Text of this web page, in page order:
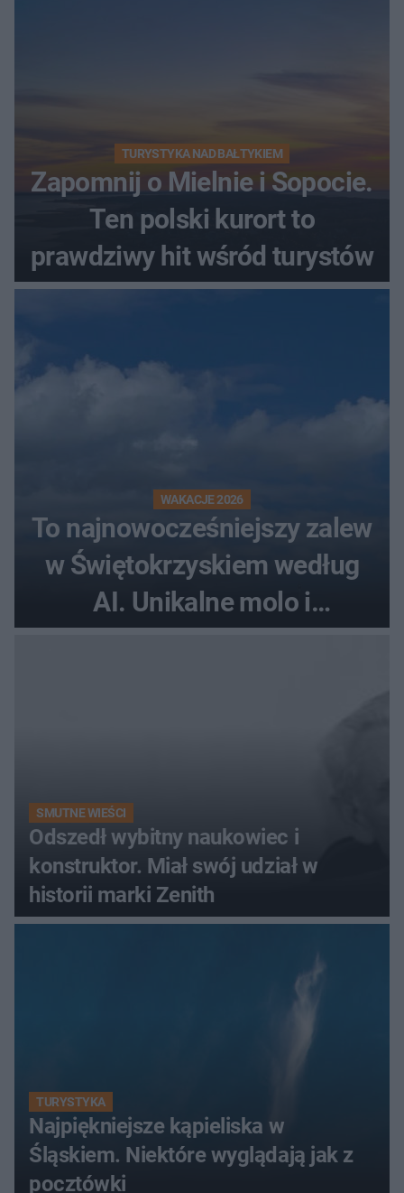
TURYSTYKA NAD BAŁTYKIEM
Zapomnij o Mielnie i Sopocie.
Ten polski kurort to
prawdziwy hit wśród turystów
WAKACJE 2026
To najnowocześniejszy zalew
w Świętokrzyskiem według
AI. Unikalne molo i
SMUTNE WIEŚCI
Odszedł wybitny naukowiec i
konstruktor. Miał swój udział w
historii marki Zenith
TURYSTYKA
Najpiękniejsze kąpieliska w
Śląskiem. Niektóre wyglądają jak z
pocztówki